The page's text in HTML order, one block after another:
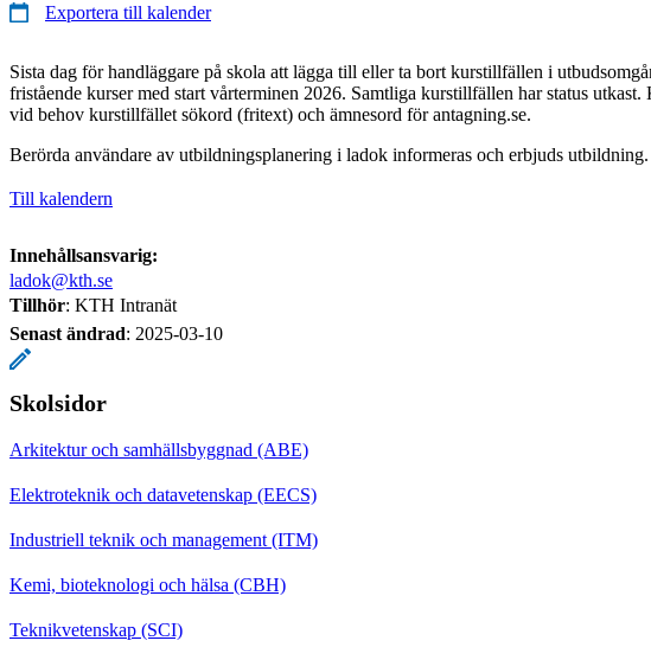
Exportera till kalender
Sista dag för handläggare på skola att lägga till eller ta bort kurstillfällen i
fristående kurser med start vårterminen 2026. Samtliga kurstillfällen har status utkast.
vid behov kurstillfället sökord (fritext) och ämnesord för antagning.se.
Berörda användare av utbildningsplanering i ladok informeras och erbjuds utbildning.
Till kalendern
Innehållsansvarig:
ladok@kth.se
Tillhör: KTH Intranät
Senast ändrad: 2025-03-10
Skolsidor
Arkitektur och samhällsbyggnad (ABE)
Elektroteknik och datavetenskap (EECS)
Industriell teknik och management (ITM)
Kemi, bioteknologi och hälsa (CBH)
Teknikvetenskap (SCI)